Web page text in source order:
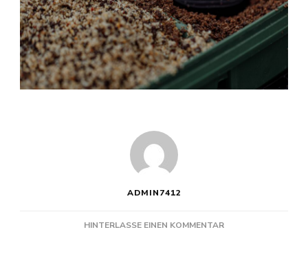
ADMIN7412
HINTERLASSE EINEN KOMMENTARZU